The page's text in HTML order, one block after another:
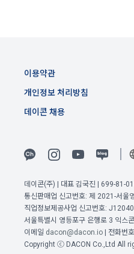
서의 소비자보호에 관한 법률,
자금융거래법, 전자서명법, 소
“별도약관”이 우선하여 적용된
유가 있을 때, 약관을 변경할
적용일자 및 개정사유를 명시
이지의 공지게시판에 그 적용
까지 공지한다.
5. '회사' 약관의 조항에 따른
며, 정책 또한 개정될 시에는
4) 고용 및 취업동향 파악을 위
3. 수집하는 개인정보 항목 및
필수 항목 : 아이디, 비밀번호,
선택 항목 : 휴대폰번호, 생년월
데이콘 내의 개별 서비스 이용,
이용약관
개인정보 처리방침
데이콘 채용
데이콘(주) | 대표 김국진 | 699-81-
통신판매업 신고번호: 제 2021-서울
직업정보제공사업 신고번호:
서울특별시 영등포구 은행로 3 익스
이메일 dacon@dacon.io | 전화번
Copyright ⓒ DACON Co.,Ltd All